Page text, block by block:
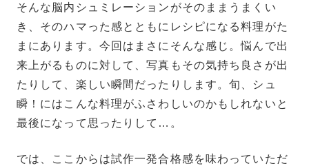
そんな脳内シュミレーションがそのままうまくい
き、そのハマった感とともにレシピになる料理がた
まにあります。今回はまさにそんな感じ。悩んで出
来上がるものに対して、写真もその気持ち良さが出
たりして、楽しい瞬間だったりします。旬、シュ
瞬！にはこんな料理がふさわしいのかもしれないと
最後になって思ったりして…。
では、ここからは試作一発合格感を味わっていただ